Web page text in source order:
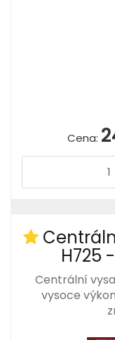
Cena:
H725
Centrální
vysoce